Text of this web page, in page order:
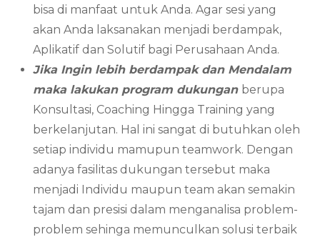
bisa di manfaat untuk Anda. Agar sesi yang
akan Anda laksanakan menjadi berdampak,
Aplikatif dan Solutif bagi Perusahaan Anda.
Jika Ingin lebih berdampak dan Mendalam
maka lakukan program dukungan berupa
Konsultasi, Coaching Hingga Training yang
berkelanjutan. Hal ini sangat di butuhkan oleh
setiap individu mamupun teamwork. Dengan
adanya fasilitas dukungan tersebut maka
menjadi Individu maupun team akan semakin
tajam dan presisi dalam menganalisa problem-
problem sehinga memunculkan solusi terbaik